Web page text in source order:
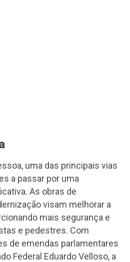
uma das principais vias
a passar por uma
As obras de
visam melhorar a
mais segurança e
e pedestres. Com
de emendas parlamentares
Federal Eduardo Velloso, a